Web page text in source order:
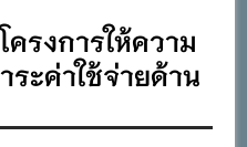
ามการจัดการศึกษาเรียนรวม
๕๖๙
ผนพัฒนาการจัดการศึกษาและ
ครงการให้ความ
ระค่าใช้จ่ายด้าน